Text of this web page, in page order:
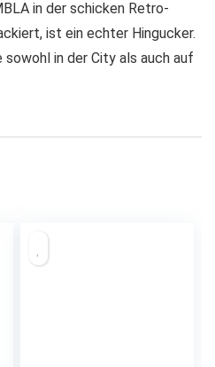
in der schicken Retro-
ist ein echter Hingucker.
sowohl in der City als auch auf